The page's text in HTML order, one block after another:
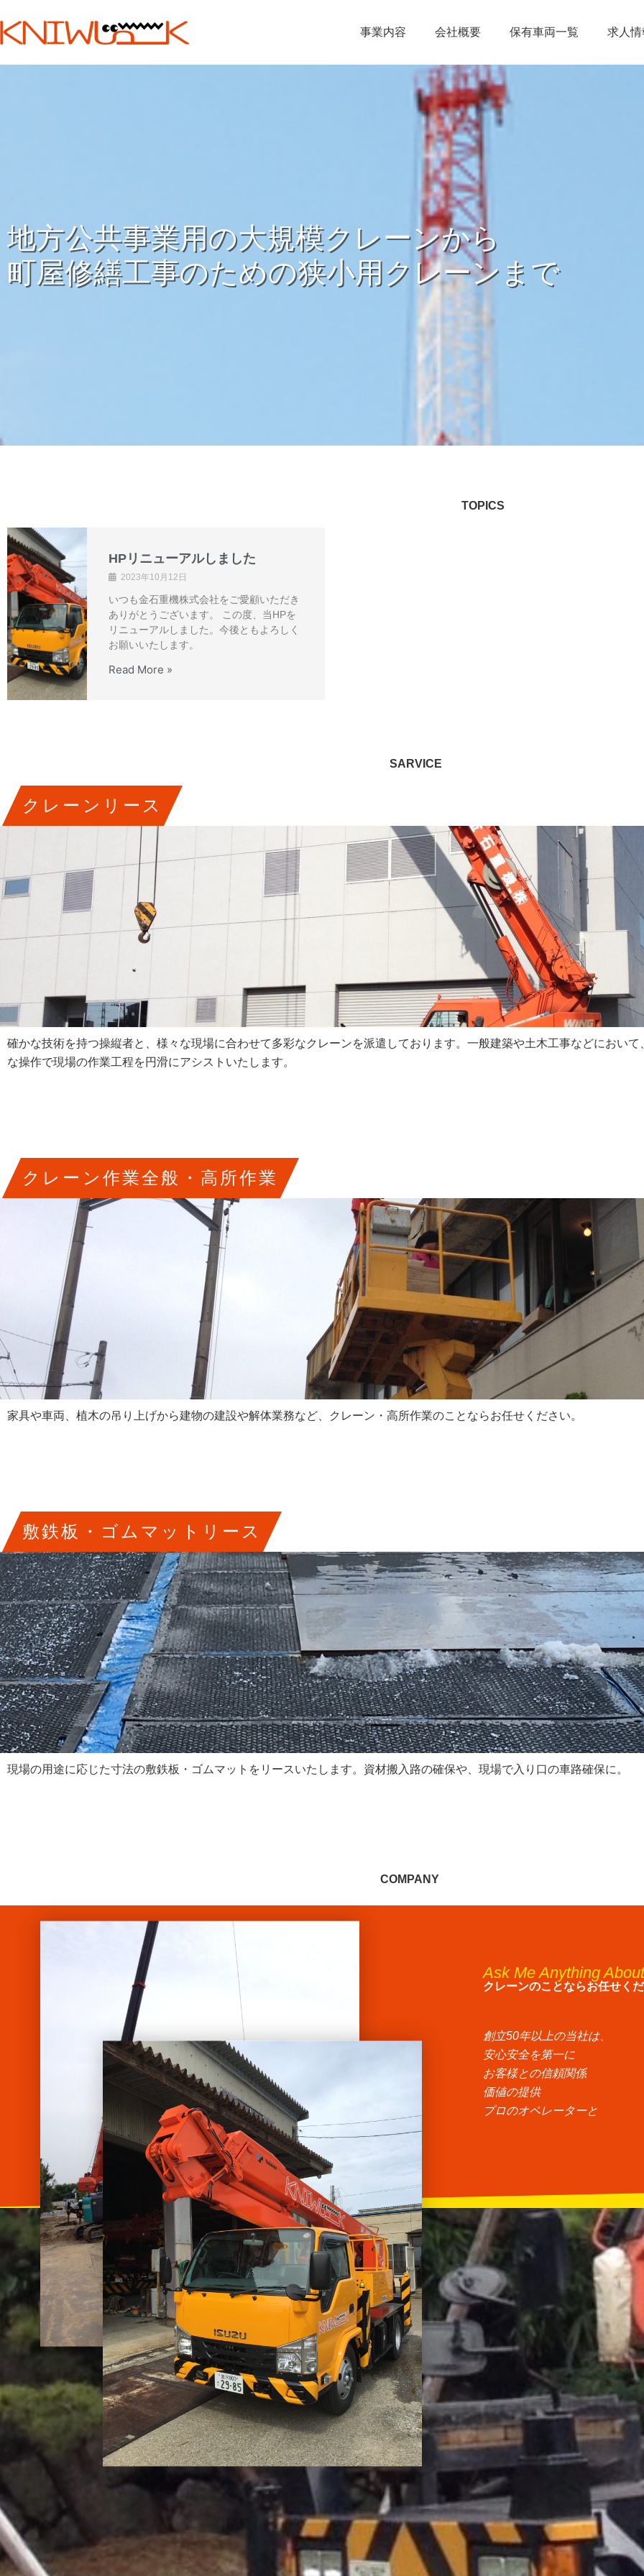
容
を
ス
事業内容 会社概要 保有車両一覧 求人情
地方公共事業用の大規模クレーンから
町屋修繕工事のための狭小用クレーンまで
TOPICS
HPリニューアルしました
2023年10月12日
いつも金石重機株式会社をご愛顧いただき
ありがとうございます。 この度、当HPを
リニューアルしました。今後ともよろしく
お願いいたします。
Read More »
SARVICE
クレーンリース
確かな技術を持つ操縦者と、様々な現場に合わせて多彩なクレーンを派遣しております。一般建築や土木工事などにおい
な操作で現場の作業工程を円滑にアシストいたします。
クレーン作業全般・高所作業
家具や車両、植木の吊り上げから建物の建設や解体業務など、クレーン・高所作業のことならお任せください。
敷鉄板・ゴムマットリース
現場の用途に応じた寸法の敷鉄板・ゴムマットをリースいたします。資材搬入路の確保や、現場で入り口の車路確保に。
COMPANY
Ask Me Anything
クレーンのことならお任せく
創立50年以上の当社は、
安心安全を第一に
お客様との信頼関係
価値の提供
プロのオペレーターと